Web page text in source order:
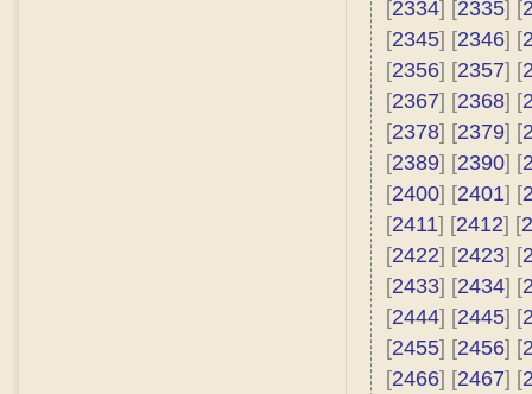
[2334] [2335] [
[2345] [2346] [
[2356] [2357] [
[2367] [2368] [
[2378] [2379] [
[2389] [2390] [
[2400] [2401] [
[2411] [2412] [
[2422] [2423] [
[2433] [2434] [
[2444] [2445] [
[2455] [2456] [
[2466] [2467] [